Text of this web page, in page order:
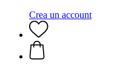
Crea un account